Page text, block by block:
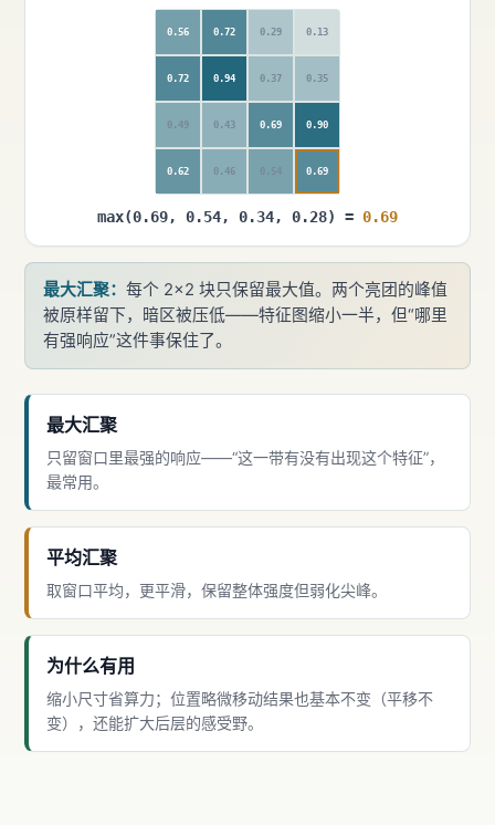
0.56 0.72 0.29 0.13
0.72 0.94 0.37 0.35
0.49 0.43 0.69 0.90
0.62 0.46 0.54 0.69
max(0.69, 0.54, 0.34, 0.28) = 0.69
最大汇聚： 每个 2×2 块只保留最大值。两个亮团的峰值
被原样留下，暗区被压低——特征图缩小一半，但“哪里
有强响应”这件事保住了。
最大汇聚
只留窗口里最强的响应——“这一带有没有出现这个特征”，
最常用。
平均汇聚
取窗口平均，更平滑，保留整体强度但弱化尖峰。
为什么有用
缩小尺寸省算力；位置略微移动结果也基本不变（平移不
变），还能扩大后层的感受野。